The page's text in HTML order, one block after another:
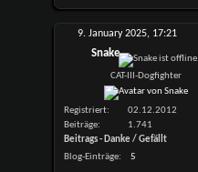
9. January 2025, 17:21
Snake
CAT-III-Dogfighter
Registriert
02.12.2012
Beiträge
1.741
Beitrags - Danke / Gefällt
Blog-Einträge
5